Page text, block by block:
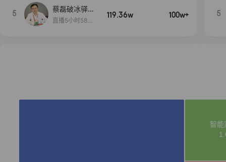
5
蔡磊破冰驿站
直播间好物分
直播5小时58分
119.36w 100w+ 5